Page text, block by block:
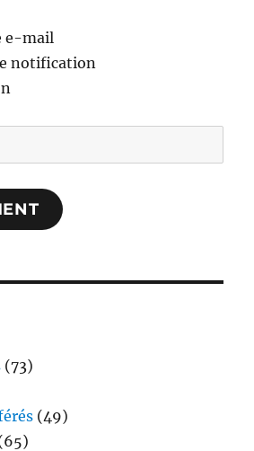
e-mail
notification
(73)
(49)